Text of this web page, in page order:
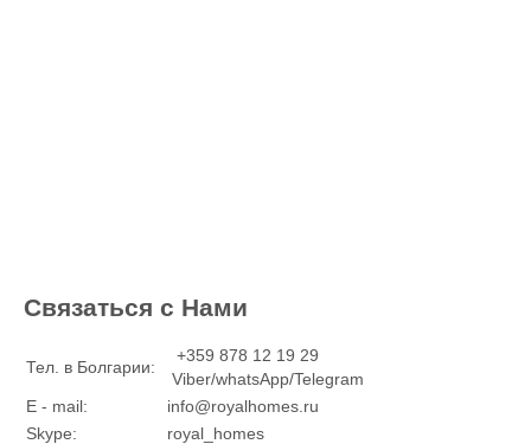
Связаться с Нами
Тел. в Болгарии:
+359 878 12 19 29
Viber/whatsApp/Telegram
E - mail:
info@royalhomes.ru
Skype:
royal_homes